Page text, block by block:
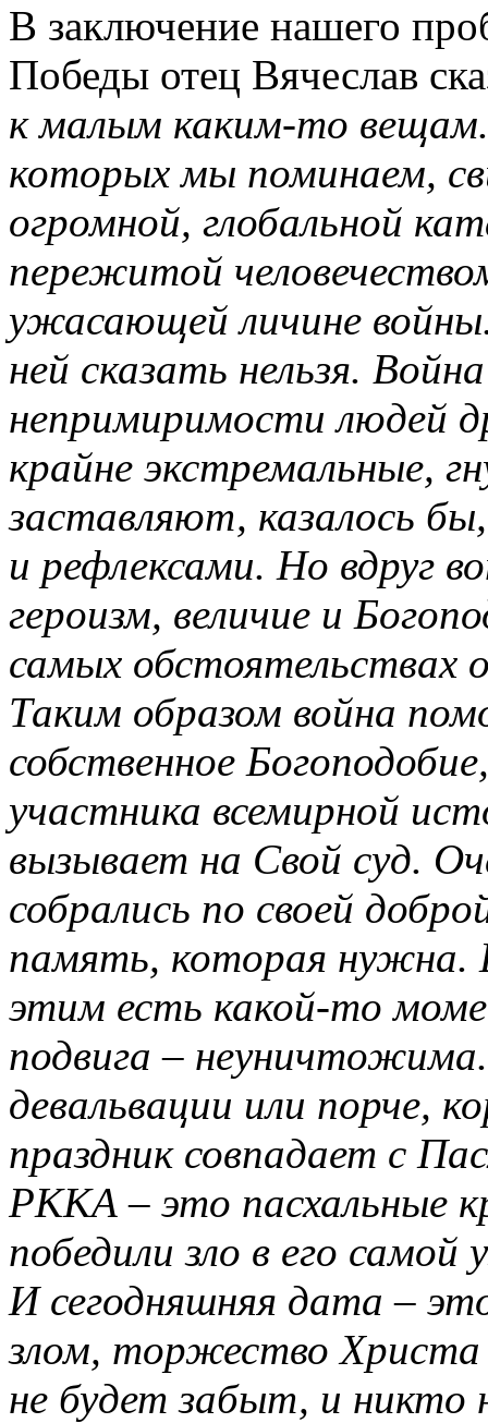
В заключение нашего
Победы отец Вячеслав
к малым каким-то
которых мы поминаем,
огромной, глобальной
пережитой
ужасающей личине
ней сказать нельзя.
непримиримости людей
крайне экстремальные,
заставляют, казалось
и рефлексами. Но вдруг
героизм, величие и
самых обстоятельствах
Таким образом война
собственное
участника всемирной
вызывает на Свой суд.
собрались по своей
память, которая нужна.
этим есть какой-то
подвига –
девальвации или порче,
праздник совпадает с
РККА – это пасхальные
победили зло в его
И сегодняшняя дата –
злом, торжество
не будет забыт, и никто